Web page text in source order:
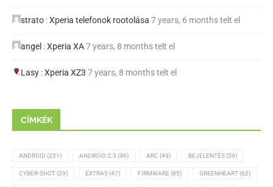
strato :Xperia telefonok rootolása 7 years, 6 months telt el
angel :Xperia XA7 years, 8 months telt el
Lasy :Xperia XZ3 7 years, 8 months telt el
CÍMKÉK
ANDROID (251) ANDROID 2.3 (96) ARC (49) BEJELENTÉS(59)
CYBER-SHOT(29) EXTRAS(47) FIRMWARE (85) GREENHEART(62)